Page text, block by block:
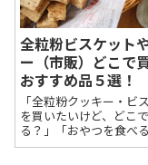
全粒粉ビスケット
ー（市販）どこで
おすすめ品５選！
「全粒粉クッキー・ビ
を買いたいけど、どこ
る？」「おやつを食べ
粒粉入りのものにした